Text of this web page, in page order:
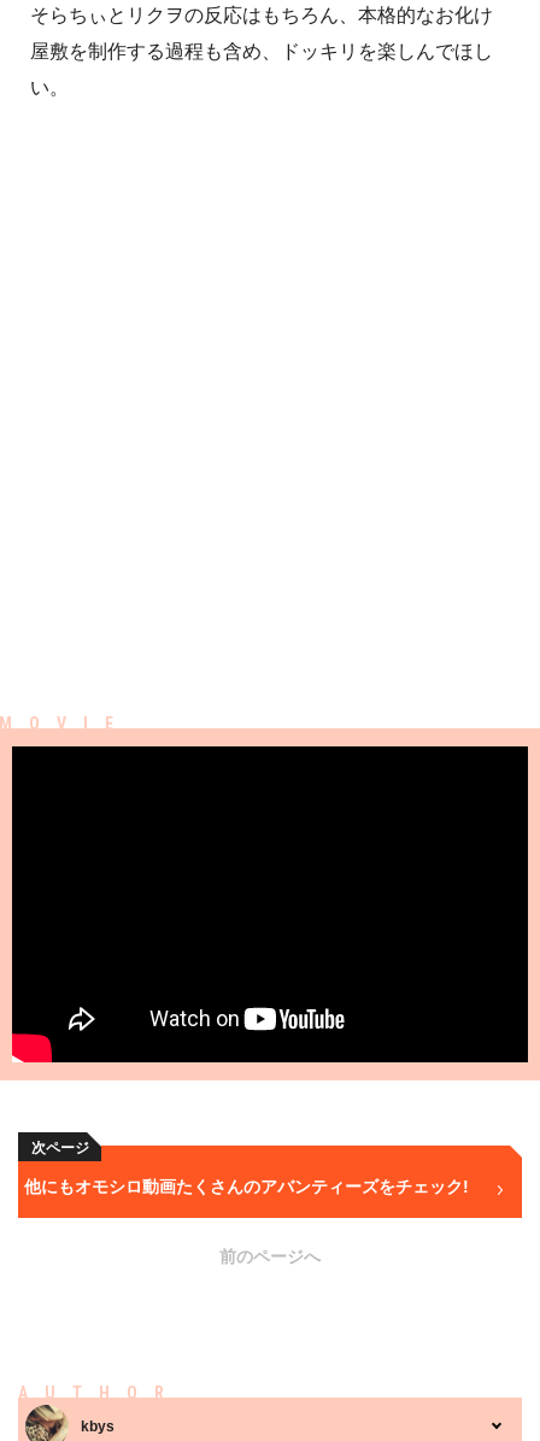
そらちぃとリクヲの反応はもちろん、本格的なお化け
屋敷を制作する過程も含め、ドッキリを楽しんでほし
い。
次ページ
他にもオモシロ動画たくさんのアバンティーズをチェック!
前のページへ
AUTHOR
kbys